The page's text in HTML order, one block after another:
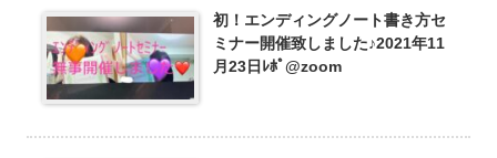
初！エンディングノート書き方セ
ミナー開催致しました♪2021年11
月23日ﾚﾎﾟ@zoom